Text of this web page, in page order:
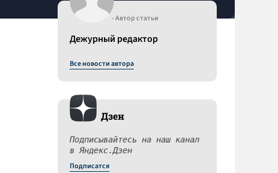
- Автор статьи
Дежурный редактор
Все новости автора
Дзен
Подписывайтесь на наш канал
в Яндекс.Дзен
Подписатся